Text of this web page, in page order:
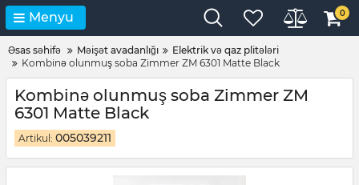
Menyu 0
Əsas səhifə Məişət avadanlığı
Elektrik və qaz plitələri
Kombinə olunmuş soba Zimmer ZM 6301 Matte Black
Kombinə olunmuş soba Zimmer ZM
6301 Matte Black
Artikul: 005039211